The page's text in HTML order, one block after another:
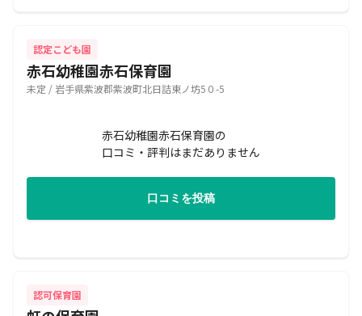
認定こども園
赤石幼稚園赤石保育園
未定 / 岩手県紫波郡紫波町北日詰東ノ坊5０-5
赤石幼稚園赤石保育園の
口コミ・評判はまだありません
口コミを投稿
認可保育園